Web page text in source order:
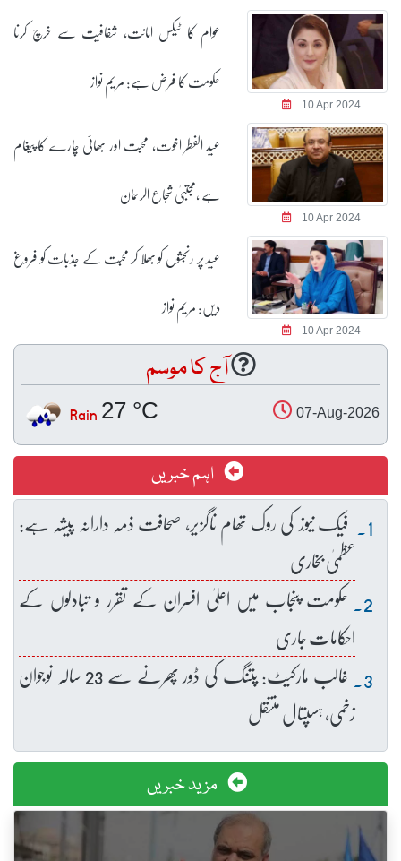
10 Apr 2024
عوام کا ٹیکس امانت، شفافیت سے خرچ کرنا
حکومت کا فرض ہے: مریم نواز
10 Apr 2024
عید الفطر اخوت، محبت اور بھائی چارے کا پیغام
ہے ،مجتبیٰ شجاع الرحمان
10 Apr 2024
عید پر رنجشوں کو بھلا کر محبت کے جذبات کو فروغ
دیں: مریم نواز
آج کا موسم
07-Aug-2026
27 °C
Rain
اہم خبریں
فیک نیوز کی روک تھام ناگزیر، صحافت ذمہ دارانہ پیشہ ہے:
عظمیٰ بخاری
حکومت پنجاب میں اعلیٰ افسران کے تقرر و تبادلوں کے
احکامات جاری
غالب مارکیٹ: پتنگ کی ڈور پھرنے سے 23 سالہ نوجوان
زخمی، ہسپتال منتقل
مزید خبریں